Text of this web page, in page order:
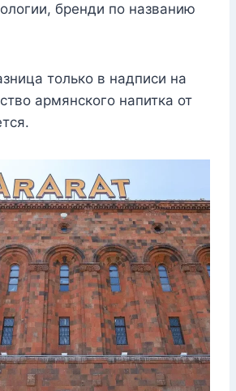
бренди по названию
только в надписи на
армянского напитка от